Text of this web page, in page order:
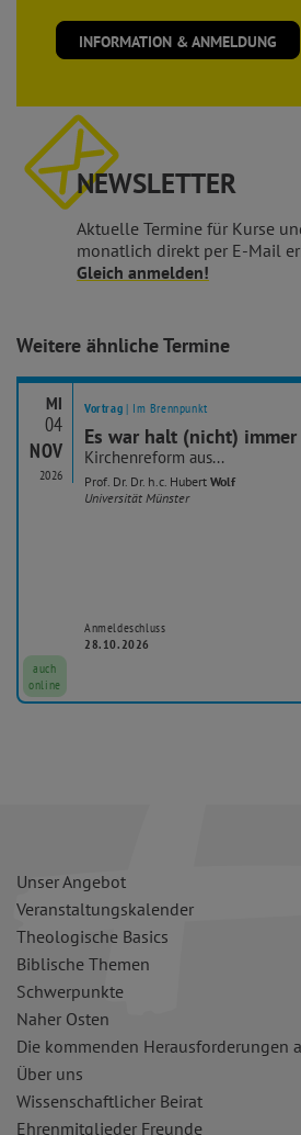
INFORMATION & ANMELDUNG
NEWSLETTER
Aktuelle Termine für Kurse
monatlich direkt per E-Mail
Gleich anmelden!
Weitere ähnliche Termine
MI
04
NOV
2026
Vortrag | Im Brennpunkt
Es war halt (nicht)
Kirchenreform aus...
Prof. Dr. Dr. h.c. Hubert Wolf
Universität Münster
auch
online
Anmeldeschluss
28.10.2026
Unser Angebot
Veranstaltungskalender
Theologische Basics
Biblische Themen
Schwerpunkte
Naher Osten
Die kommenden Herausforderungen
Über uns
Wissenschaftlicher Beirat
Ehrenmitglieder Freunde